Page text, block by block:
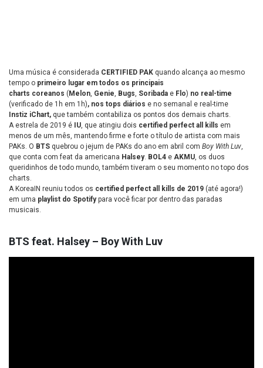
Uma música é considerada CERTIFIED PAK quando alcança ao mesmo
tempo o primeiro lugar em todos os principais
charts coreanos (Melon Genie Bugs Soribada e Flo) no real-time
(verificado de 1h em 1h), nos tops diários e no semanal e real-time
Instiz iChart, que também contabiliza os pontos dos demais charts.
A estrela de 2019 é IU , que atingiu dois certified perfect all kills em
menos de um mês, mantendo firme e forte o título de artista com mais
PAKs. O BTS quebrou o jejum de PAKs do ano em abril com Boy With Luv
que conta com feat da americana Halsey. BOL4 e AKMU , os duos
queridinhos de todo mundo, também tiveram o seu momento no topo dos
charts.
A KoreaIN reuniu todos os certified perfect all kills de 2019 (até agora!)
em uma playlist do Spotifypara você ficar por dentro das paradas
musicais.
BTS feat. Halsey – Boy With Luv